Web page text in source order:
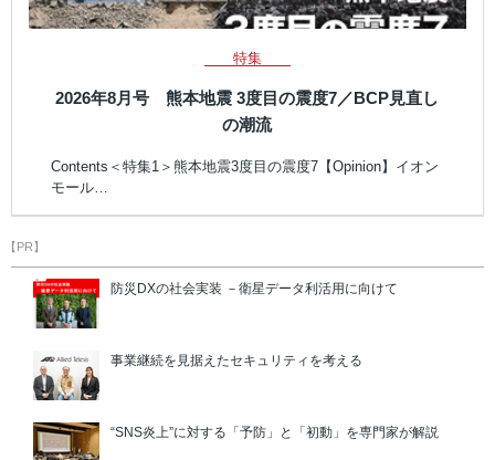
特集
2026年8月号 熊本地震 3度目の震度7／BCP見直し
の潮流
Contents＜特集1＞熊本地震3度目の震度7【Opinion】イオン
モール…
【PR】
防災DXの社会実装 －衛星データ利活用に向けて
事業継続を見据えたセキュリティを考える
“SNS炎上”に対する「予防」と「初動」を専門家が解説